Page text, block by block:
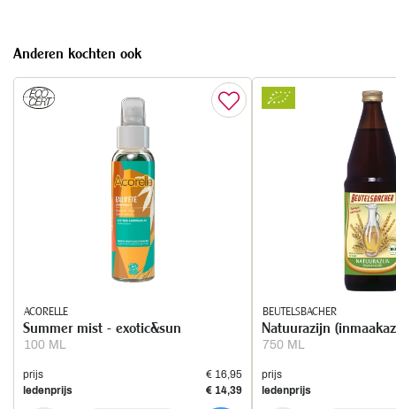
Anderen kochten ook
ACORELLE
100 ML
Summer mist - exotic&sun
prijs
€ 16,95
ledenprijs
€ 14,39
BEUTELSBACHER
750 ML
Natuurazijn
prijs
ledenprijs